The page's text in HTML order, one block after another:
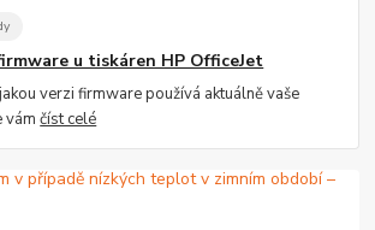
u tiskáren HP OfficeJet
verzi firmware používá aktuálně vaše
vámčíst celé